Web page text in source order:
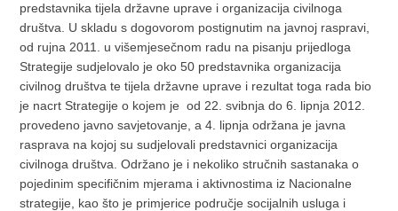
predstavnika tijela državne uprave i organizacija civilnoga
društva. U skladu s dogovorom postignutim na javnoj raspravi,
od rujna 2011. u višemjesečnom radu na pisanju prijedloga
Strategije sudjelovalo je oko 50 predstavnika organizacija
civilnog društva te tijela državne uprave i rezultat toga rada bio
je nacrt Strategije o kojem je od 22. svibnja do 6. lipnja 2012.
provedeno javno savjetovanje, a 4. lipnja održana je javna
rasprava na kojoj su sudjelovali predstavnici organizacija
civilnoga društva. Održano je i nekoliko stručnih sastanaka o
pojedinim specifičnim mjerama i aktivnostima iz Nacionalne
strategije, kao što je primjerice područje socijalnih usluga i